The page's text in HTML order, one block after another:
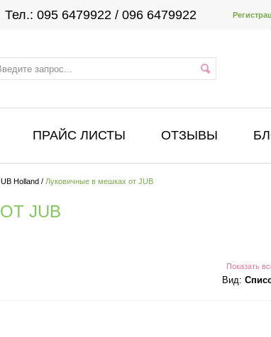
Тел.: 095 6479922 / 096 6479922
ПРАЙС ЛИСТЫ ОТЗЫВЫ
Holland / Луковичные в мешках от JUB
JUB
Показать
Вид: